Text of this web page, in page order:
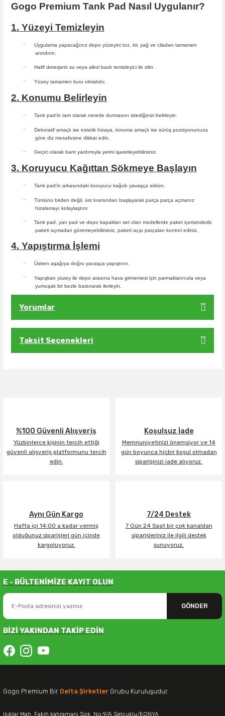
Gogo Premium Tank Pad Nasıl Uygulanır?
1. Yüzeyi Temizleyin
·
Uygulama yapacağınız depo yüzeyini toz, kir, yağ ve ciladan tamamen
arındırın.
· Hafif deterjanlı su veya alkol bazlı temizleyici ile silin.
· Yüzey tamamen kuru olmalıdır.
2. Konumu Belirleyin
· Tank pad’in tam olarak nerede durmasını istediğinizi belirleyin.
· Dekoratif amaçlı ise estetik hizaya, koruma amaçlı ise sürüş pozisyonunuza
göre diz mesafesine dikkat edin.
· Geçici olarak bant yardımıyla yerini işaretleyebilirsiniz.
3. Koruyucu Kağıttan Sökmeye Başlayın
· Tank pad’in arkasındaki koruyucu kağıdı yavaşça sökün.
·
Tümünü birden değil, üst kısmından başlayarak parça parça açmanız
hizalamayı kolaylaştırır.
·
Tank pad, yan pad ve depo kapakları set olan modellerde paket içerisindedir,
paketi açmadan göremeyebilirsiniz, paketi açıp parçaları kontrol ediniz.
4. Yapıştırma İşlemi
· Üstten aşağıya doğru yavaşça yapıştırın.
·
Yapışkan yüzey ile depo arasına hava girmemesi için parmaklarınızla veya
yumuşak bir bezle bastırarak ilerleyin.
Yorumlar
Taksit Seçenekleri
%100 Güvenli Alışveriş
Yüzbinlerce kişinin tercih ettiği
güvenli alışveriş platformunu tercih
edin.
Koşulsuz İade
Memnuniyetinizi önemsiyor ve 14
gün boyunca hiçbir koşul olmadan
siparişinizi iade alıyoruz.
Aynı Gün Kargo
Hafta içi 14:00 a kadar vermiş
olduğunuz siparişleri gün içinde
kargoluyoruz.
7/24 Destek
7 Gün 24 Saat bir çok kanaldan
siparişleriniz ile ilgili destek
sunuyoruz.
E - BÜLTENİMİZE KAYIT OLUN
GÖNDER
BİZİ YAKINDAN TAKİP EDİN
Gogo Premium Bir Delta Şirketler Grubu Kuruluşudur.
Işıklar Mah. Fakih kahramani Sok. No:9/A Selçuklu/KONYA